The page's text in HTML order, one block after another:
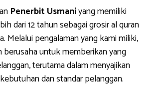
Penerbit Usmaniyang memiliki
dari 12 tahun sebagai grosir al quran
Melalui pengalaman yang kami miliki,
untuk memberikan yang
terutama dalam menyajikan
dan standar pelanggan.